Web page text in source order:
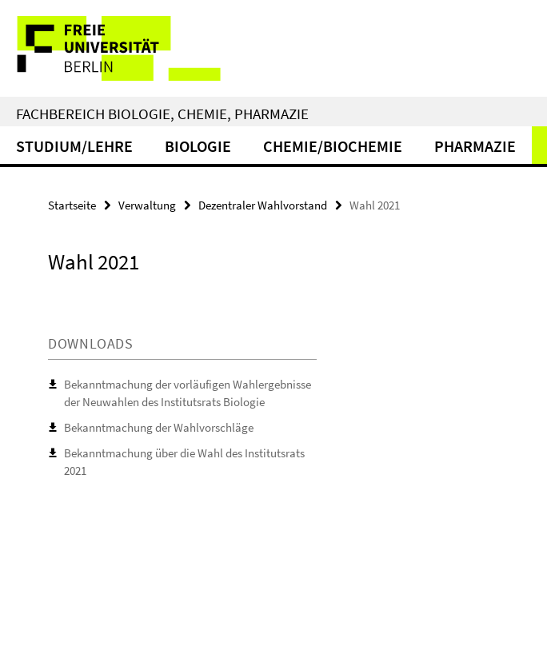
direkt
Inhalt
Service-
Navigation
FACHBEREICH BIOLOGIE, CHEMIE, PHARMAZIE
STUDIUM/LEHRE BIOLOGIE CHEMIE/BIOCHEMIE PHARMAZIE
Startseite Verwaltung Dezentraler Wahlvorstand Wahl 2021
Wahl 2021
DOWNLOADS
Bekanntmachung der vorläufigen Wahlergebnisse
der Neuwahlen des Institutsrats Biologie
Bekanntmachung der Wahlvorschläge
Bekanntmachung über die Wahl des Institutsrats
2021